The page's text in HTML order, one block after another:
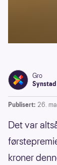
Gro
Synstad
Publisert: 26.
Det var
kroner